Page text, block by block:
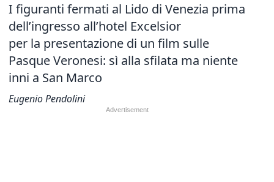
I figuranti fermati al Lido di Venezia prima
dell’ingresso all’hotel Excelsior
per la presentazione di un film sulle
Pasque Veronesi: sì alla sfilata ma niente
inni a San Marco
Eugenio Pendolini